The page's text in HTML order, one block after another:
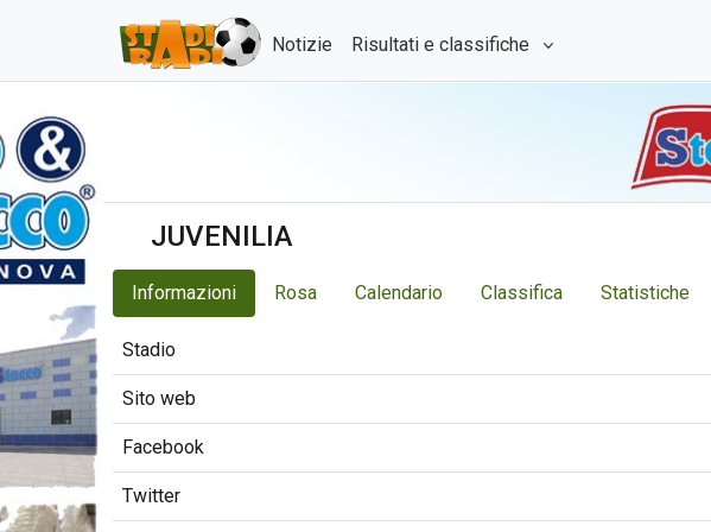
Notizie Risultati e classifiche
JUVENILIA
Informazioni Rosa Calendario Classifica Statistiche
Stadio
Sito web
Facebook
Twitter